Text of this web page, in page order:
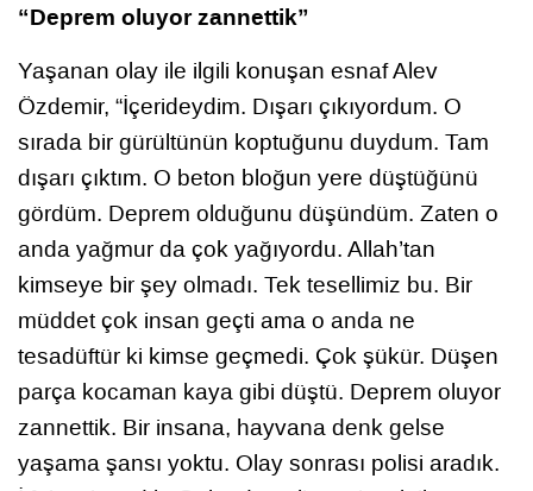
“Deprem oluyor zannettik”
Yaşanan olay ile ilgili konuşan esnaf Alev
Özdemir, “İçerideydim. Dışarı çıkıyordum. O
sırada bir gürültünün koptuğunu duydum. Tam
dışarı çıktım. O beton bloğun yere düştüğünü
gördüm. Deprem olduğunu düşündüm. Zaten o
anda yağmur da çok yağıyordu. Allah’tan
kimseye bir şey olmadı. Tek tesellimiz bu. Bir
müddet çok insan geçti ama o anda ne
tesadüftür ki kimse geçmedi. Çok şükür. Düşen
parça kocaman kaya gibi düştü. Deprem oluyor
zannettik. Bir insana, hayvana denk gelse
yaşama şansı yoktu. Olay sonrası polisi aradık.